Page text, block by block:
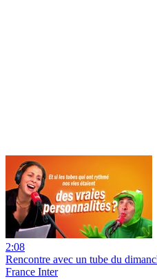
2:08
Rencontre avec un tube du
France Inter